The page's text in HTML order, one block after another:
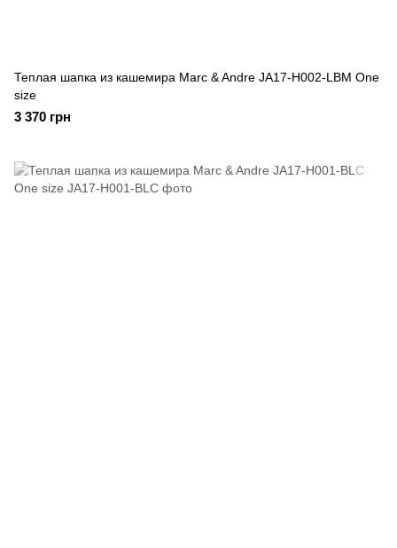
Теплая шапка из кашемира Marc & Andre JA17-H002-LBM One
size
3 370 грн